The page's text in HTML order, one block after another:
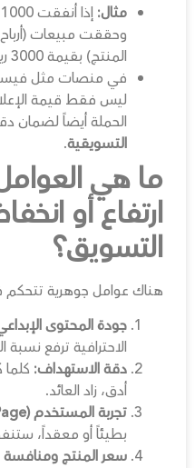
مثال: إذا أنفقت 1000 ريال على
وحققت مبيعات
المنتج) بقيمة 3000 ريال، فإن العائد هو 200%.
في منصات مثل
ليس فقط قيمة
الحملة أيضاً لضمان
التسويقية.
ما هي
التسويق؟
هناك عوامل جوهرية
جودة المحتوى
الاحترافية ترفع نسبة
دقة الاستهداف:
أدق، زاد العائد.
تجربة المستخدم (Landing Page):
بطيئاً أو معقداً،
سعر المنتج